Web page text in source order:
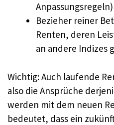
Anpassungsregeln)
Bezieher reiner
Renten, deren
an andere Indizes
Wichtig: Auch laufende
also die Ansprüche
werden mit dem neuen
bedeutet, dass ein